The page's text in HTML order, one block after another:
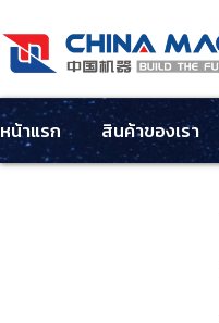
หน้าแรก สินค้าของเรา